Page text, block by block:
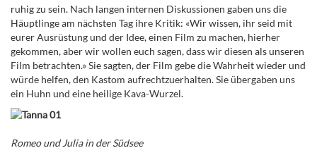
ruhig zu sein. Nach langen internen Diskussionen gaben uns die
Häuptlinge am nächsten Tag ihre Kritik: «Wir wissen, ihr seid mit
eurer Ausrüstung und der Idee, einen Film zu machen, hierher
gekommen, aber wir wollen euch sagen, dass wir diesen als unseren
Film betrachten.» Sie sagten, der Film gebe die Wahrheit wieder und
würde helfen, den Kastom aufrechtzuerhalten. Sie übergaben uns
ein Huhn und eine heilige Kava-Wurzel.
Romeo und Julia in der Südsee